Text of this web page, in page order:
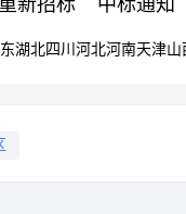
重新招标 中标通知
湖北四川 河北河南天津山